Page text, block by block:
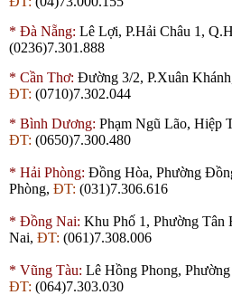
* Đà Nẵng: Lê Lợi, P.Hải Châu 1,
(0236)7.301.888
* Cần Thơ: Đường 3/2, P.Xuân
ĐT: (0710)7.302.044
* Bình Dương: Phạm Ngũ Lão, Hiệp
ĐT: (0650)7.300.480
* Hải Phòng: Đồng Hòa, Phường
Phòng, ĐT: (031)7.306.616
* Đồng Nai: Khu Phố 1, Phường
Nai, ĐT: (061)7.308.006
* Vũng Tàu: Lê Hồng Phong,
ĐT: (064)7.303.030